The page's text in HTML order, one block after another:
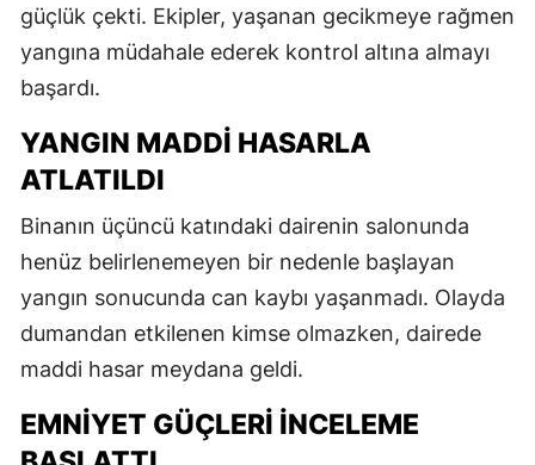
güçlük çekti. Ekipler, yaşanan gecikmeye rağmen
yangına müdahale ederek kontrol altına almayı
başardı.
YANGIN MADDI HASARLA
ATLATILDI
Binanın üçüncü katındaki dairenin salonunda
henüz belirlenemeyen bir nedenle başlayan
yangın sonucunda can kaybı yaşanmadı. Olayda
dumandan etkilenen kimse olmazken, dairede
maddi hasar meydana geldi.
EMNIYET GÜÇLERI İNCELEME